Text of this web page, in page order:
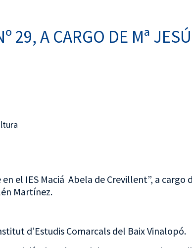
29, A CARGO DE Mª
el IES Maciá Abela de Crevillent”, a cargo
Martínez.
d’Estudis Comarcals del Baix Vinalopó.